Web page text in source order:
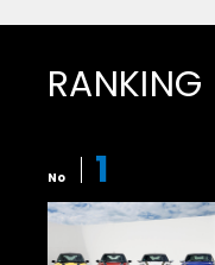
RANKING
No 1